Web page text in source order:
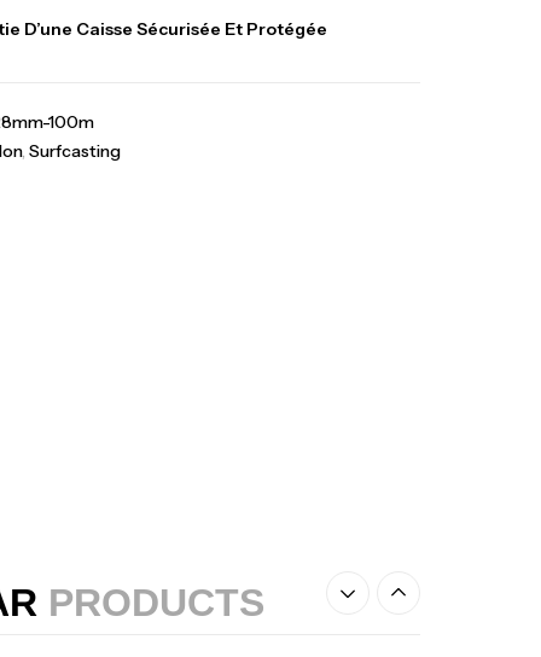
D’une Caisse Sécurisée Et Protégée
100m
, Surfcasting
PRODUCTS
,Surfcasting